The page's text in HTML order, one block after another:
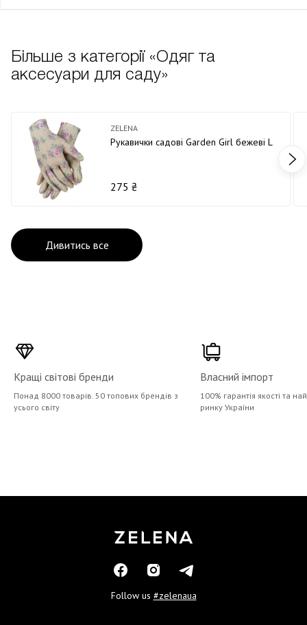
Більше з категорії «Одяг та
аксесуари для саду»
ZELENA
Рукавички садові Garden Girl бежеві L
275 ₴
Дивитись все
Кращі світові бренди
Понад 8000 товарів. 50 топових брендів з
усього світу
Власний імпорт
100% гарантія якості та
ринку України
Follow us #zelenaua